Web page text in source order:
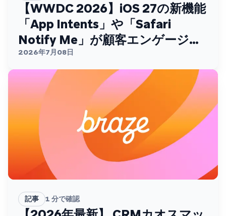
【WWDC 2026】iOS 27の新機能
「App Intents」や「Safari
Notify Me」が顧客エンゲージメ
ントを変える
2026年7月08日
記事 1 分で確認